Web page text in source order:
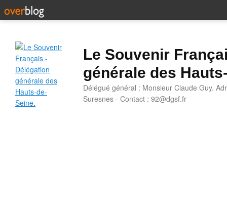
Le Souvenir
générale des
Délégué général : Monsieur Claude Guy.
Suresnes - Contact : 92@dgsf.fr